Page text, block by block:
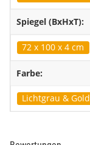
Spiegel (BxHxT):
72 x 100 x 4 cm
Farbe:
Lichtgrau & Gold